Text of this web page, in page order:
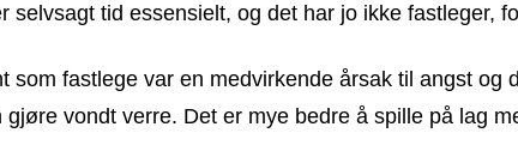
tid essensielt, og det har jo ikke fastleger,
fastlege var en medvirkende årsak til angst og
vondt verre. Det er mye bedre å spille på lag